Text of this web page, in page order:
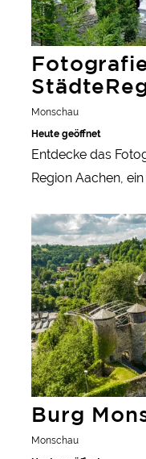
Monschau
Heute geöffnet
Entdecke das
Region Aachen,
alten Haus in
Burg
Monschau
mehr erfahren